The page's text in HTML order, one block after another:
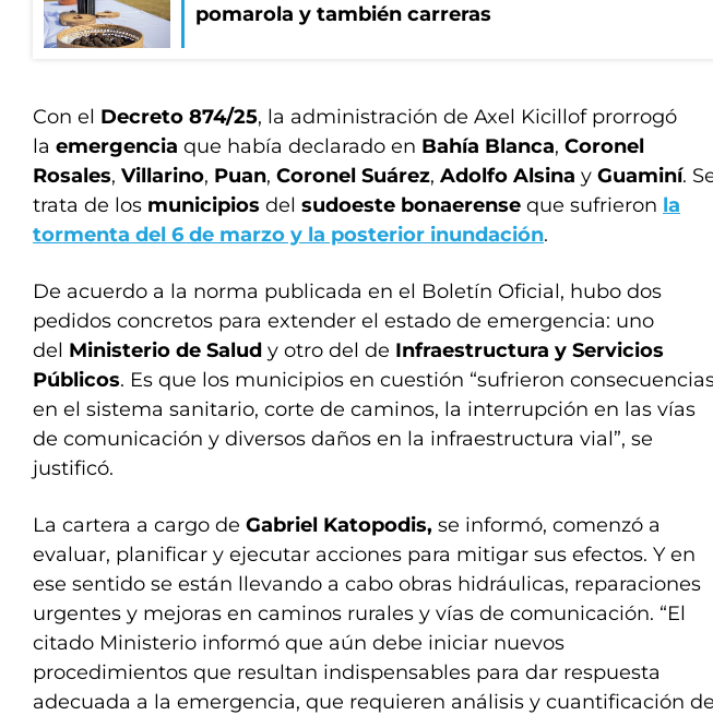
pomarola y también carreras
Con el Decreto 874/25, la administración de Axel Kicillof prorrogó
la emergencia que había declarado en Bahía Blanca, Coronel
Rosales, Villarino, Puan, Coronel Suárez, Adolfo Alsina y Guaminí.
trata de los municipios del sudoeste bonaerense que sufrieron la
tormenta del 6 de marzo y la posterior inundación.
De acuerdo a la norma publicada en el Boletín Oficial, hubo dos
pedidos concretos para extender el estado de emergencia: uno
del Ministerio de Salud y otro del de Infraestructura y Servicios
Públicos. Es que los municipios en cuestión “sufrieron
en el sistema sanitario, corte de caminos, la interrupción en las vías
de comunicación y diversos daños en la infraestructura vial”, se
justificó.
La cartera a cargo de Gabriel Katopodis, se informó, comenzó a
evaluar, planificar y ejecutar acciones para mitigar sus efectos. Y en
ese sentido se están llevando a cabo obras hidráulicas, reparaciones
urgentes y mejoras en caminos rurales y vías de comunicación. “El
citado Ministerio informó que aún debe iniciar nuevos
procedimientos que resultan indispensables para dar respuesta
adecuada a la emergencia, que requieren análisis y cuantificación de